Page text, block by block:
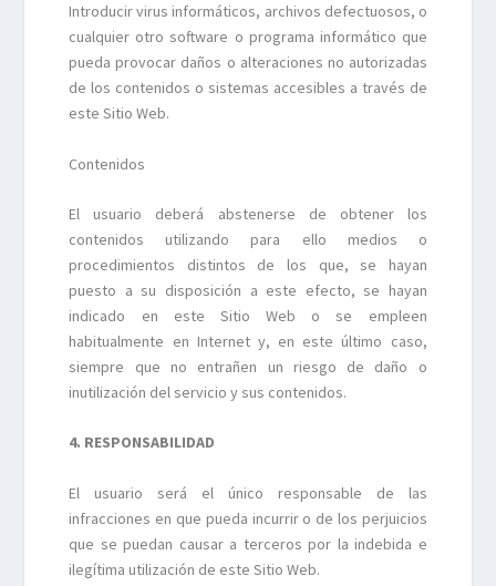
Introducir virus informáticos, archivos defectuosos, o
cualquier otro software o programa informático que
pueda provocar daños o alteraciones no autorizadas
de los contenidos o sistemas accesibles a través de
este Sitio Web.
Contenidos
El usuario deberá abstenerse de obtener los
contenidos utilizando para ello medios o
procedimientos distintos de los que, se hayan
puesto a su disposición a este efecto, se hayan
indicado en este Sitio Web o se empleen
habitualmente en Internet y, en este último caso,
siempre que no entrañen un riesgo de daño o
inutilización del servicio y sus contenidos.
4. RESPONSABILIDAD
El usuario será el único responsable de las
infracciones en que pueda incurrir o de los perjuicios
que se puedan causar a terceros por la indebida e
ilegítima utilización de este Sitio Web.